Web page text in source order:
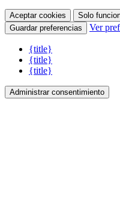
Aceptar cookies Solo
Guardar preferencias
Ver
{title}
{title}
{title}
Administrar consentimiento